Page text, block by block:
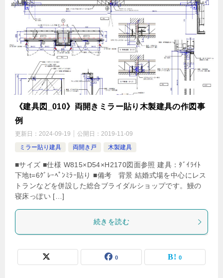
《建具図_010》両開きミラー貼り木製建具の作図事
例
更新日： 2024-09-19 公開日： 2019-11-09
ミラー貼り建具
両開き戸 木製建具
■サイズ ■仕様 W815×D54×H2170図面参照 建具：ﾀﾞｲﾗｲﾄ
下地t=6ｸﾞﾚｰﾍﾟﾝﾐﾗｰ貼り ■備考 背景 結婚式場を中心にレス
トランなどを併設した総合ブライダルショップです。鰻の
寝床っぽい […]
続きを読む
0 0